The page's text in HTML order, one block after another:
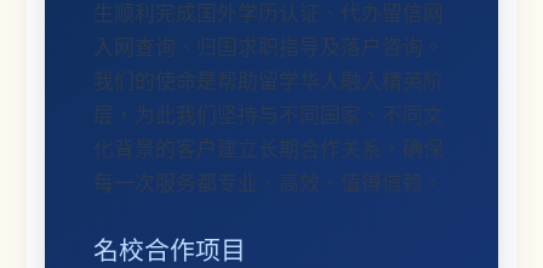
生顺利完成国外学历认证、代办留信网
入网查询、归国求职指导及落户咨询。
我们的使命是帮助留学华人融入精英阶
层，为此我们坚持与不同国家、不同文
化背景的客户建立长期合作关系，确保
每一次服务都专业、高效、值得信赖。
名校合作项目